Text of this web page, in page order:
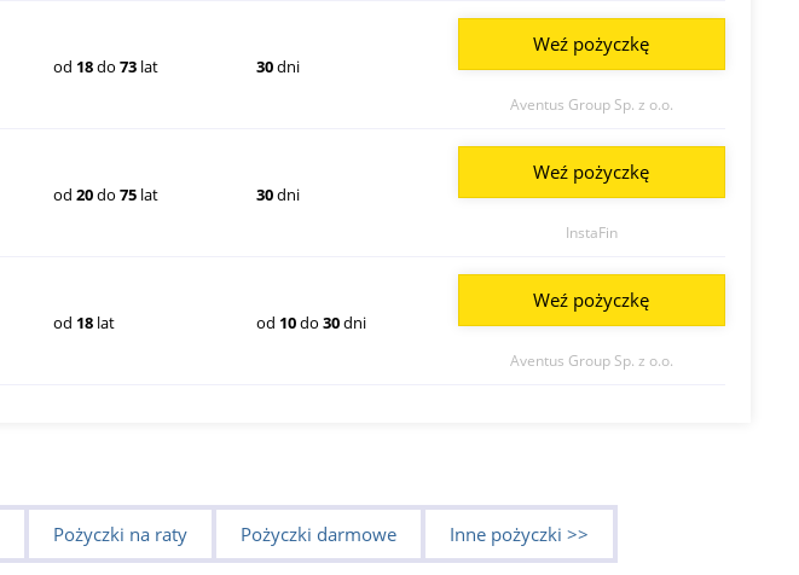
od 18do 73lat 30dni
Aventus Group Sp. z o.o.
Weź pożyczkę
od 20do 75lat 30dni
InstaFin
Weź pożyczkę
od 18lat od 10do 30dni
Aventus Group Sp. z o.o.
Weź pożyczkę
Pożyczki na raty Pożyczki darmowe Inne pożyczki >>